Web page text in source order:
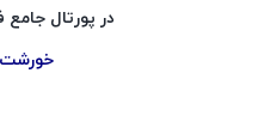
در پورتال جامع